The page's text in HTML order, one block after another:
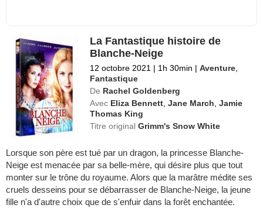
La Fantastique histoire de
Blanche-Neige
12 octobre 2021 | 1h 30min | Aventure
Fantastique
De Rachel Goldenberg
Avec Eliza Bennett ,Jane March ,Jamie
Thomas King
Titre originalGrimm's Snow White
Lorsque son père est tué par un dragon, la princesse Blanche-
Neige est menacée par sa belle-mère, qui désire plus que tout
monter sur le trône du royaume. Alors que la marâtre médite ses
cruels desseins pour se débarrasser de Blanche-Neige, la jeune
fille n'a d'autre choix que de s'enfuir dans la forêt enchantée.